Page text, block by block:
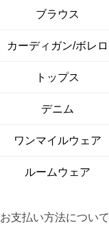
ブラウス
カーディガン/ボレロ
トップス
デニム
ワンマイルウェア
ルームウェア
お支払い方法について